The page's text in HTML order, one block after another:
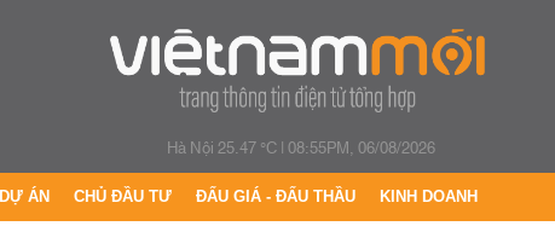
Hà Nội 25.47 °C|08:55PM, 06/08/2026
DỰ ÁN CHỦ ĐẦU TƯ ĐẤU GIÁ - ĐẤU THẦU KINH DOANH